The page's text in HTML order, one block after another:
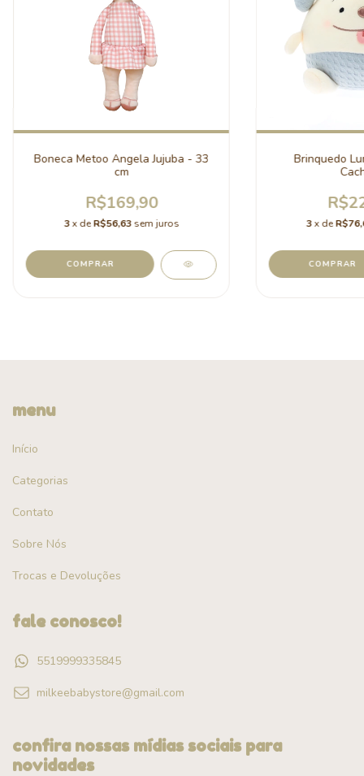
Boneca Metoo Angela Jujuba - 33
cm
R$169,90
3x deR$56,63 sem juros
Brinquedo
3x de
menu
Início
Categorias
Contato
Sobre Nós
Trocas e Devoluções
fale conosco!
5519999335845
milkeebabystore@gmail.com
confira nossas mídias sociais para
novidades